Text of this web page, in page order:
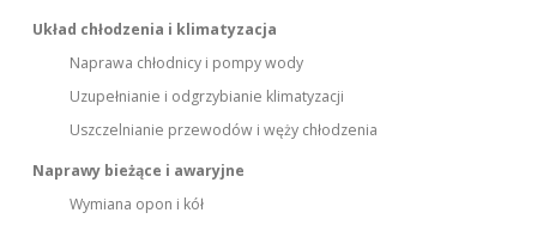
Układ chłodzenia i klimatyzacja
Naprawa chłodnicy i pompy wody
Uzupełnianie i odgrzybianie klimatyzacji
Uszczelnianie przewodów i węży chłodzenia
Naprawy bieżące i awaryjne
Wymiana opon i kół